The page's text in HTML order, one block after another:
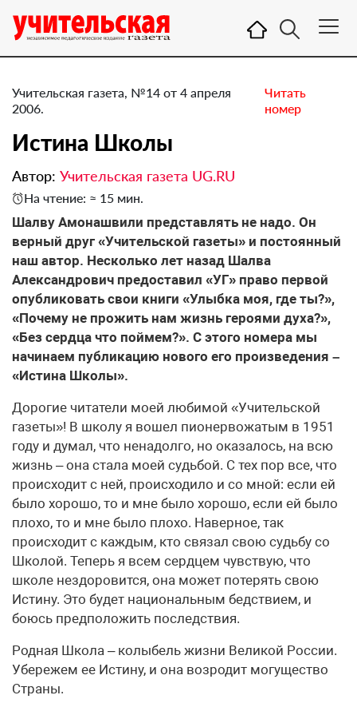
Учительская газета, №14 от 4 апреля
2006.
Читать
номер
Истина Школы
Автор: Учительская газета UG.RU
На чтение: ≈ 15 мин.
Шалву Амонашвили представлять не надо. Он
верный друг «Учительской газеты» и постоянный
наш автор. Несколько лет назад Шалва
Александрович предоставил «УГ» право первой
опубликовать свои книги «Улыбка моя, где ты?»,
«Почему не прожить нам жизнь героями духа?»,
«Без сердца что поймем?». С этого номера мы
начинаем публикацию нового его произведения –
«Истина Школы».
Дорогие читатели моей любимой «Учительской
газеты»! В школу я вошел пионервожатым в 1951
году и думал, что ненадолго, но оказалось, на всю
жизнь – она стала моей судьбой. С тех пор все, что
происходит с ней, происходило и со мной: если ей
было хорошо, то и мне было хорошо, если ей было
плохо, то и мне было плохо. Наверное, так
происходит с каждым, кто связал свою судьбу со
Школой. Теперь я всем сердцем чувствую, что
школе нездоровится, она может потерять свою
Истину. Это будет национальным бедствием, и
боюсь предположить последствия.
Родная Школа – колыбель жизни Великой России.
Убережем ее Истину, и она возродит могущество
Страны.